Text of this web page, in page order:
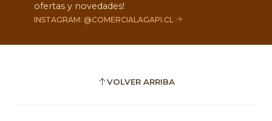
ofertas y novedades!
INSTAGRAM: @COMERCIALAGAPI.CL
VOLVER ARRIBA